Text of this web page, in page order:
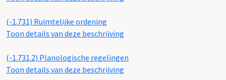
(-1.731) Ruimtelijke ordening
Toon details van deze beschrijving
(-1.731.2) Planologische regelingen
Toon details van deze beschrijving